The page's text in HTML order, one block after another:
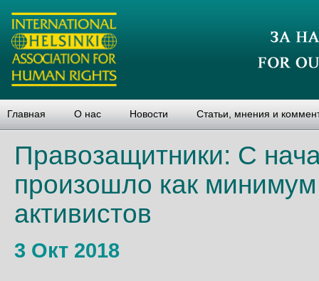
Главная О нас Новости Статьи, мнения и
Правозащитники: С
произошло как
активистов
3 Окт 2018